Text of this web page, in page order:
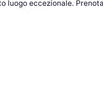
luogo eccezionale.